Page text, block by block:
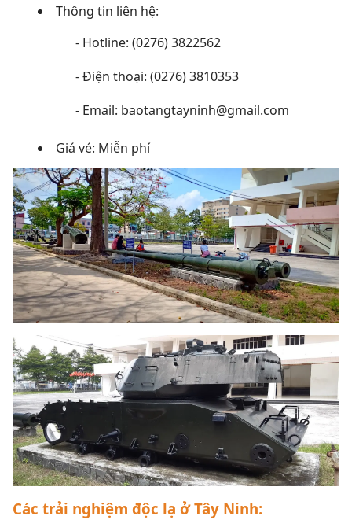
Thông tin liên hệ:
- Hotline: (0276) 3822562
- Điện thoại: (0276) 3810353
- Email: baotangtayninh@gmail.com
Giá vé: Miễn phí
Các trải nghiệm độc lạ ở Tây Ninh: